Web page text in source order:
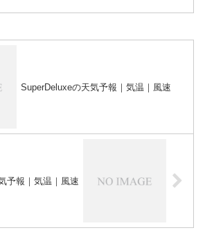
SuperDeluxeの天気予報｜気温｜風速
予報｜気温｜風速